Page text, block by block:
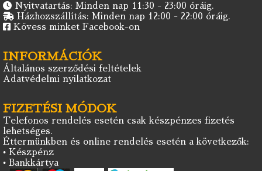
Nyitvatartás: Minden nap 11:30 - 23:00 óráig.
Házhozszállítás: Minden nap 12:00 - 22:00 óráig.
Kövess minket Facebook-on
INFORMÁCIÓK
Általános szerződési feltételek
Adatvédelmi nyilatkozat
FIZETÉSI MÓDOK
Telefonos rendelés esetén csak készpénzes fizetés
lehetséges.
Éttermünkben és online rendelés esetén a következők:
• Készpénz
• Bankkártya